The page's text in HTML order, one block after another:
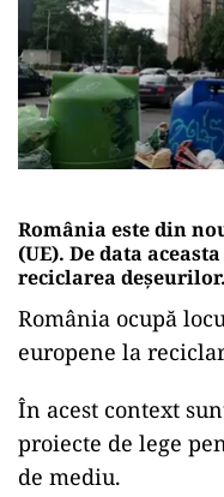
România este din
(UE). De data
reciclarea deșeurilor.
România ocupă
europene la
În acest context
proiecte de lege
de mediu.